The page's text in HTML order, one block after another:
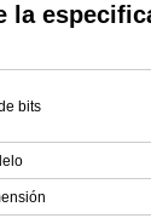
la
bits